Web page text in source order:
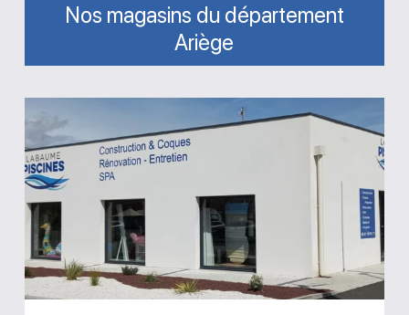
Nos magasins du département
Ariège
Magasin
Saint-
Jean-
du-
Falga